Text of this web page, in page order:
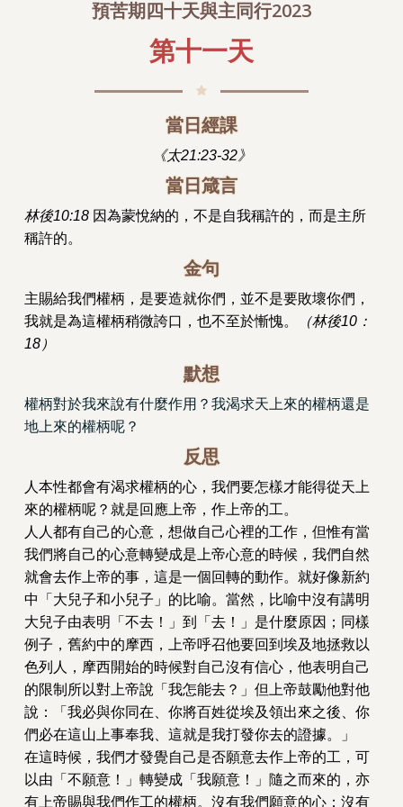
預苦期四十天與主同行2023
第十一天
當日經課
《太21:23-32》
當日箴言
林後10:18 因為蒙悅納的，不是自我稱許的，而是主所
稱許的。
金句
主賜給我們權柄，是要造就你們，並不是要敗壞你們，
我就是為這權柄稍微誇口，也不至於慚愧。
（林後10：
18）
默想
權柄對於我來說有什麼作用？我渴求天上來的權柄還是
地上來的權柄呢？
反思
人本性都會有渴求權柄的心，我們要怎樣才能得從天上
來的權柄呢？就是回應上帝，作上帝的工。
人人都有自己的心意，想做自己心裡的工作，但惟有當
我們將自己的心意轉變成是上帝心意的時候，我們自然
就會去作上帝的事，這是一個回轉的動作。就好像新約
中「大兒子和小兒子」的比喻。當然，比喻中沒有講明
大兒子由表明「不去！」到「去！」是什麼原因；同樣
例子，舊約中的摩西，上帝呼召他要回到埃及地拯救以
色列人，摩西開始的時候對自己沒有信心，他表明自己
的限制所以對上帝說「我怎能去？」但上帝鼓勵他對他
說：「我必與你同在、你將百姓從埃及領出來之後、你
們必在這山上事奉我、這就是我打發你去的證據。」
在這時候，我們才發覺自己是否願意去作上帝的工，可
以由「不願意！」轉變成「我願意！」隨之而來的，亦
有上帝賜與我們作工的權柄。沒有我們願意的心；沒有